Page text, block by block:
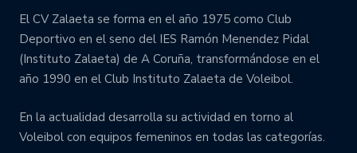
El CV Zalaeta se forma en el año 1975 como Club
Deportivo en el seno del IES Ramón Menendez Pidal
(Instituto Zalaeta) de A Coruña, transformándose en el
año 1990 en el Club Instituto Zalaeta de Voleibol.
En la actualidad desarrolla su actividad en torno al
Voleibol con equipos femeninos en todas las categorías.